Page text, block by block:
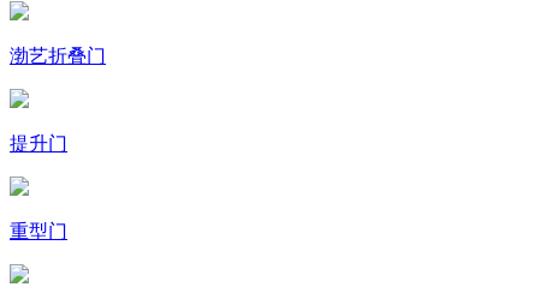
渤艺折叠门
提升门
重型门